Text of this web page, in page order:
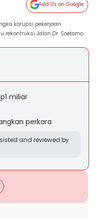
Add Us on Google
korupsi pekerjaan
Jalan Dr. Soetomo.
miliar
perkara
and reviewed by